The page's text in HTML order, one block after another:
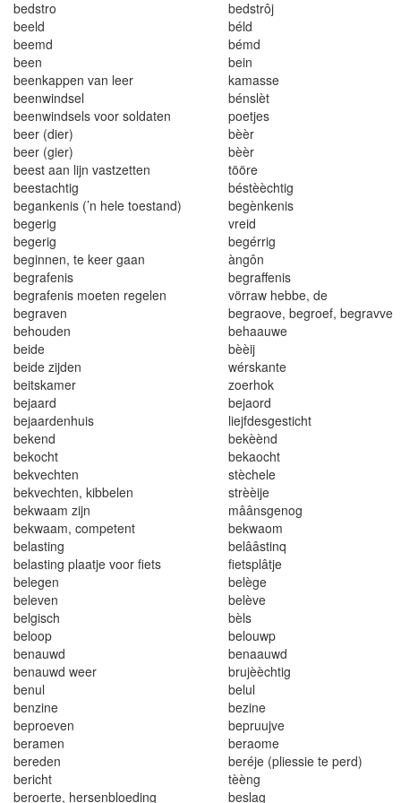
bedstro
bedstrôj
beeld
béld
beemd
bémd
been bein
beenkappen van leer kamasse
beenwindsel bénslèt
beenwindsels voor soldaten
poetjes
beer (dier)
bèèr
beer (gier)
bèèr
beest aan lijn vastzetten
tööre
beestachtig
béstèèchtig
begankenis (’n hele toestand)
begènkenis
begerig
vreid
begerig
begérrig
beginnen, te keer gaan
àngôn
begrafenis
begraffenis
begrafenis moeten regelen vörraw hebbe, de
begraven
begraove, begroef, begravve
behouden
behaauwe
beide
bèèij
beide zijden wérskante
beitskamer
zoerhok
bejaard bejaord
bejaardenhuis liejfdesgesticht
bekend bekèènd
bekocht bekaocht
bekvechten
stèchele
bekvechten, kibbelen strèèije
bekwaam zijn
mâânsgenog
bekwaam, competent
bekwaom
belasting belââstinq
belasting plaatje voor fets fietsplâtje
belegen
belège
beleven
belève
belgisch
bèls
beloop
belouwp
benauwd
benaauwd
benauwd weer brujèèchtig
benul
belul
benzine bezine
beproeven
bepruujve
beramen beraome
bereden
beréje (pliessie te perd)
bericht tèèng
beroerte, hersenbloeding beslag